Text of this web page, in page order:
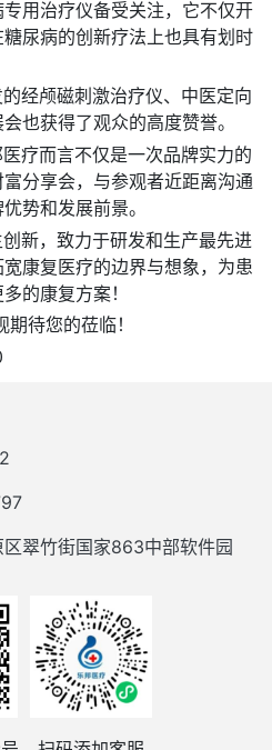
用治疗仪备受关注，它不仅开
尿病的创新疗法上也具有划时
经颅磁刺激治疗仪、中医定向
也获得了观众的高度赞誉。
疗而言不仅是一次品牌实力的
分享会，与参观者近距离沟通
势和发展前景。
新，致力于研发和生产最先进
康复医疗的边界与想象，为患
的康复方案！
待您的莅临！
翠竹街国家863中部软件园